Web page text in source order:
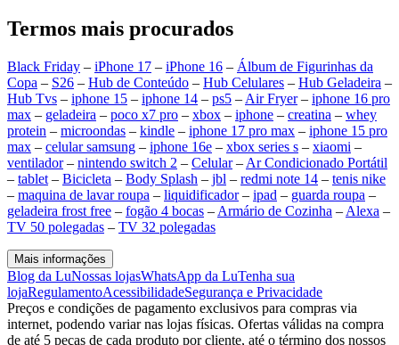
Termos mais procurados
Black Friday – iPhone 17 – iPhone 16 – Álbum de Figurinhas da
Copa – S26 – Hub de Conteúdo – Hub Celulares – Hub Geladeira –
Hub Tvs – iphone 15 – iphone 14 – ps5 – Air Fryer– iphone 16 pro
max – geladeira – poco x7 pro – xbox – iphone – creatina – whey
protein – microondas – kindle – iphone 17 pro max – iphone 15 pro
max – celular samsung – iphone 16e – xbox series s – xiaomi –
ventilador– nintendo switch 2 – Celular– Ar Condicionado Portátil
– tablet – Bicicleta – Body Splash – jbl – redmi note 14 – tenis nike
– maquina de lavar roupa – liquidificador– ipad – guarda roupa –
geladeira frost free – fogão 4 bocas – Armário de Cozinha – Alexa –
TV 50 polegadas – TV 32 polegadas
Mais informações
Blog da LuNossas lojasWhatsApp da LuTenha sua
lojaRegulamentoAcessibilidadeSegurança e Privacidade
Preços e condições de pagamento exclusivos para compras via
internet, podendo variar nas lojas físicas. Ofertas válidas na compra
de até 5 peças de cada produto por cliente, até o término dos nossos